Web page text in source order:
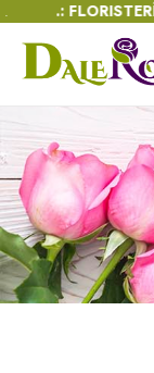
ONLINE